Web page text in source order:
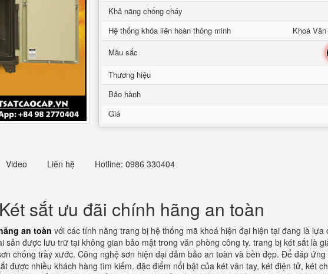
Khả năng chống cháy
Hệ thống khóa liên hoàn thông minh
Khoá
Mầu sắc
Thương hiệu
Bảo hành
Giá
Video Liên hệ Hotline: 0986 330404
sắt ưu đãi chính hãng an toàn
an toàn với các tính năng trang bị hệ thống mã khoá hiện đại hiện tại đang là
được lưu trữ tại không gian bảo mật trong văn phòng công ty. trang bị két sắt là
chống trầy xước. Công nghệ sơn hiện đại đảm bảo an toàn và bền đẹp. Để đáp
được nhiều khách hàng tìm kiếm. đặc điểm nổi bật của két vân tay, két điện tử, két